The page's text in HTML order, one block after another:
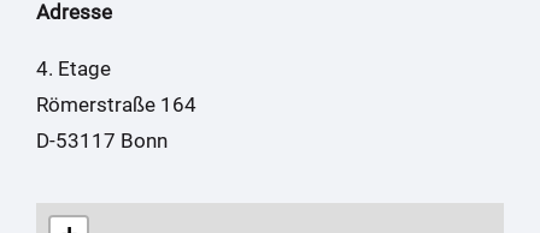
Adresse
4. Etage
Römerstraße 164
D-53117 Bonn